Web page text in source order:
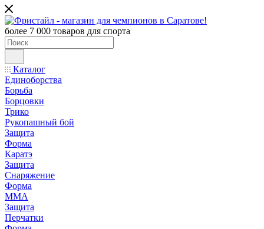
более 7 000 товаров для спорта
Каталог
Единоборства
Борьба
Борцовки
Трико
Рукопашный бой
Защита
Форма
Каратэ
Защита
Снаряжение
Форма
ММА
Защита
Перчатки